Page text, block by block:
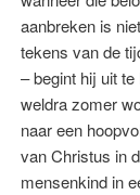
aanbreken is
tekens van de
– begint hij uit
weldra zomer
naar een
van Christus in
mensenkind in